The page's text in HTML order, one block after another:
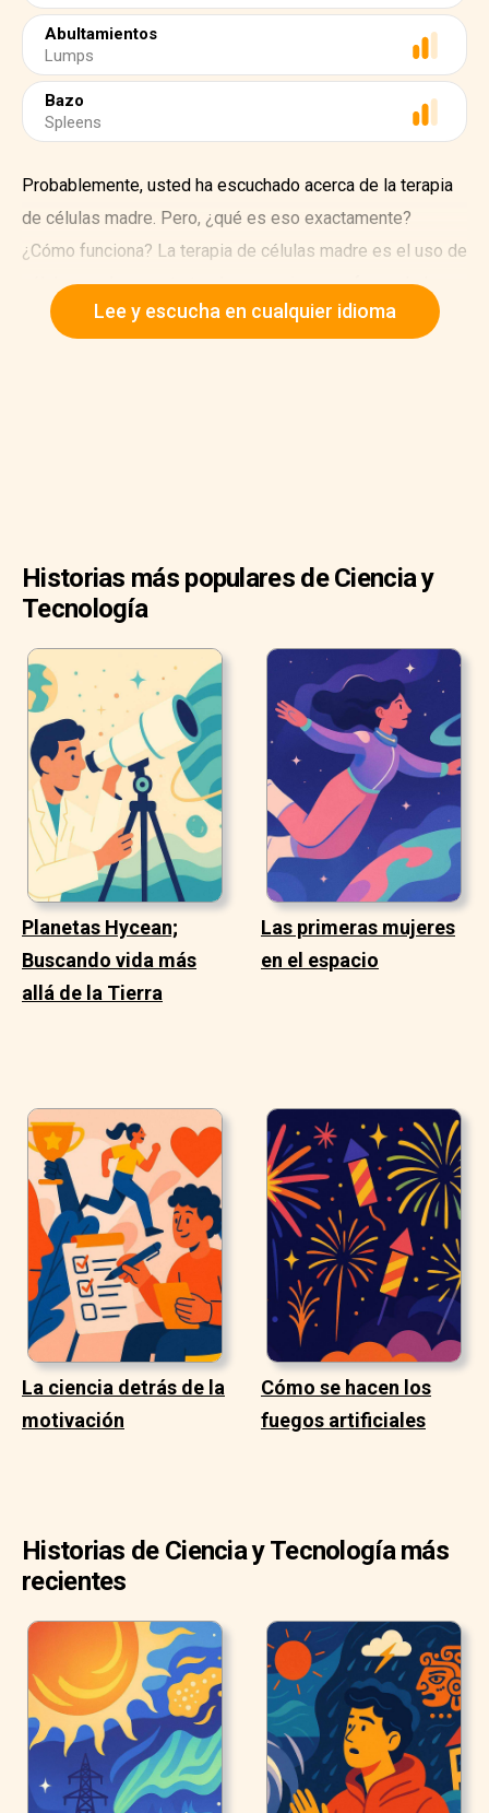
Abultamientos
Lumps
Bazo
Spleens
Probablemente, usted ha escuchado acerca de la terapia
de células madre. Pero, ¿qué es eso exactamente?
¿Cómo funciona? La terapia de células madre es el uso de
células madre para tratar de prevenir una enfermedad o
padecimiento. Las células madre son células que pueden
Lee y escucha en cualquier idioma
Historias más populares de Ciencia y
Tecnología
Planetas Hycean;
Buscando vida más
allá de la Tierra
Las primeras mujeres
en el espacio
La ciencia detrás de la
motivación
Cómo se hacen los
fuegos artificiales
Historias de Ciencia y Tecnología más
recientes